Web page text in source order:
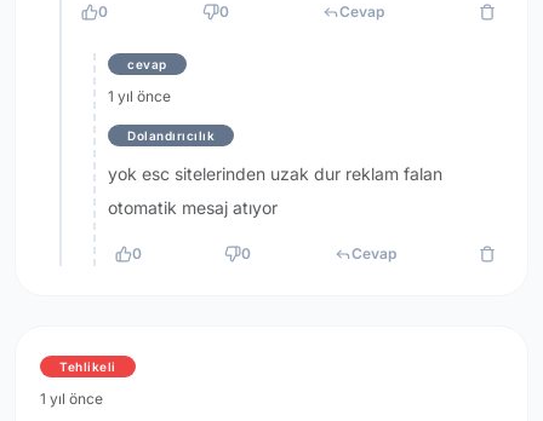
0 0 Cevap
cevap
1 yıl önce
Dolandırıcılık
yok esc sitelerinden uzak dur reklam falan
otomatik mesaj atıyor
0 0 Cevap
Tehlikeli
1 yıl önce